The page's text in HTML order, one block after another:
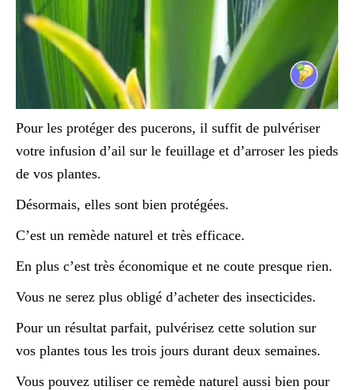
Pour les protéger des pucerons, il suffit de pulvériser
votre infusion d’ail sur le feuillage et d’arroser les pieds
de vos plantes.
Désormais, elles sont bien protégées.
C’est un remède naturel et très efficace.
En plus c’est très économique et ne coute presque rien.
Vous ne serez plus obligé d’acheter des insecticides.
Pour un résultat parfait, pulvérisez cette solution sur
vos plantes tous les trois jours durant deux semaines.
Vous pouvez utiliser ce remède naturel aussi bien pour